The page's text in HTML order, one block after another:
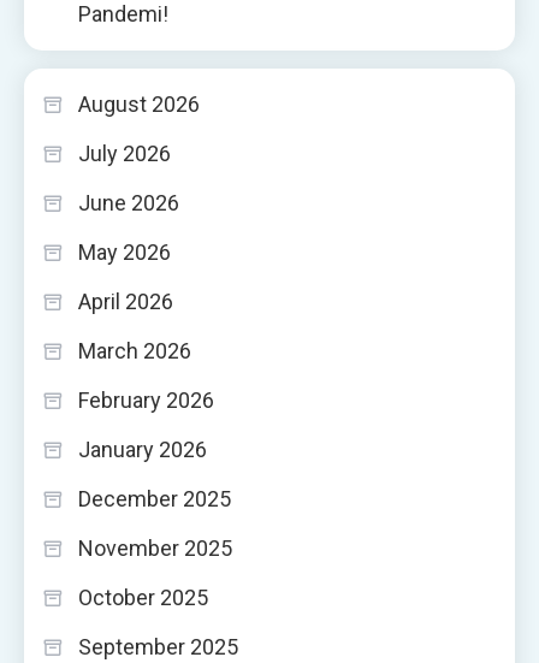
Pandemi!
August 2026
July 2026
June 2026
May 2026
April 2026
March 2026
February 2026
January 2026
December 2025
November 2025
October 2025
September 2025